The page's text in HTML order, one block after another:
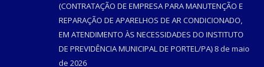
(CONTRATAÇÃO DE EMPRESA PARA MANUTENÇÃO E
REPARAÇÃO DE APARELHOS DE AR CONDICIONADO,
EM ATENDIMENTO ÀS NECESSIDADES DO INSTITUTO
DE PREVIDÊNCIA MUNICIPAL DE PORTEL/PA) 8 de maio
de 2026